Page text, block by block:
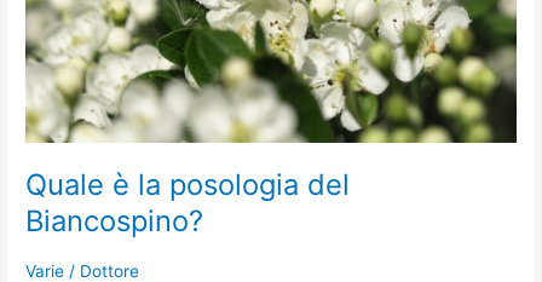
Quale è la posologia del
Biancospino?
Varie / Dottore